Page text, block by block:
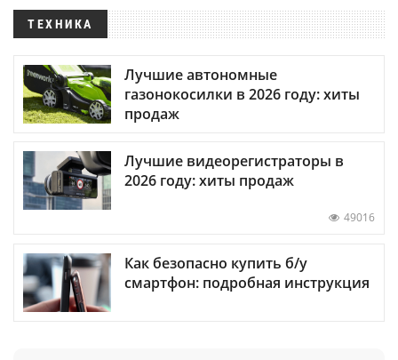
ТЕХНИКА
Лучшие автономные
газонокосилки в 2026 году: хиты
продаж
Лучшие видеорегистраторы в
2026 году: хиты продаж
49016
Как безопасно купить б/у
смартфон: подробная инструкция